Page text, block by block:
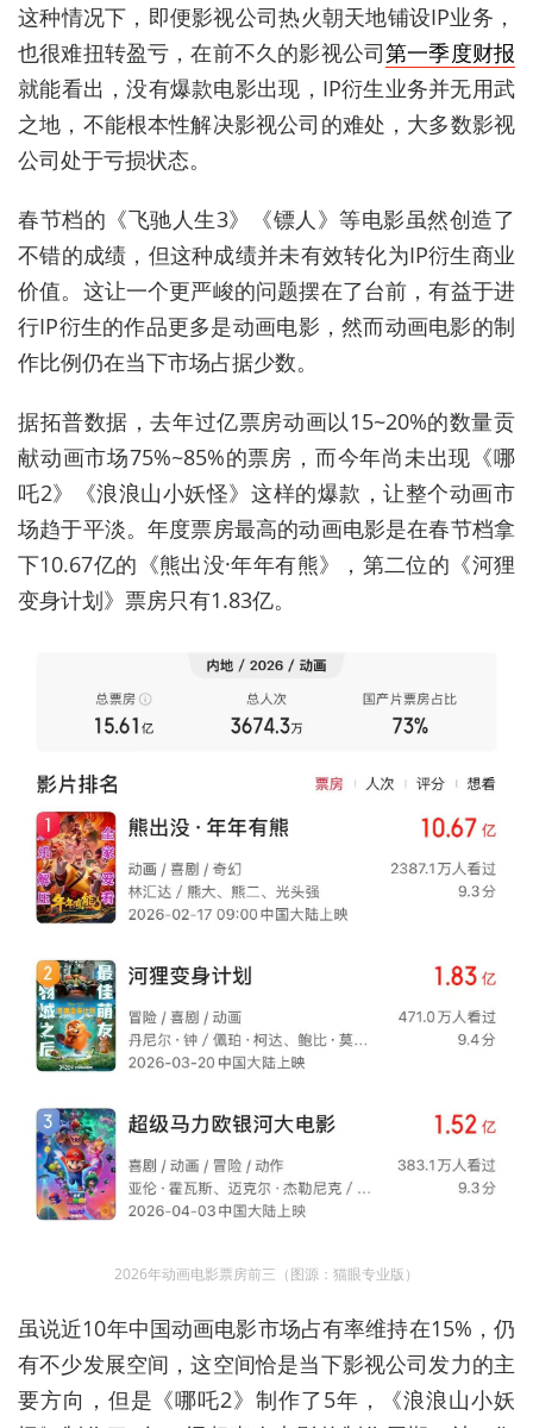
这种情况下，即便影视公司热火朝天地铺设IP业务，
也很难扭转盈亏，在前不久的影视公司第一季度财报
就能看出，没有爆款电影出现，IP衍生业务并无用武
之地，不能根本性解决影视公司的难处，大多数影视
公司处于亏损状态。
春节档的《飞驰人生3》《镖人》等电影虽然创造了
不错的成绩，但这种成绩并未有效转化为IP衍生商业
价值。这让一个更严峻的问题摆在了台前，有益于进
行IP衍生的作品更多是动画电影，然而动画电影的制
作比例仍在当下市场占据少数。
据拓普数据，去年过亿票房动画以15~20%的数量贡
献动画市场75%~85%的票房，而今年尚未出现 《哪
吒2》《浪浪山小妖怪》 这样的爆款，让整个动画市
场趋于平淡。年度票房最高的动画电影是在春节档拿
下10.67亿的《熊出没·年年有熊》，第二位的《河狸
变身计划》票房只有1.83亿。
2026年动画电影票房前三（图源：猫眼专业版）
虽说近10年中国动画电影市场占有率维持在15%，仍
有不少发展空间，这空间恰是当下影视公司发力的主
要方向，但是《哪吒2》制作了5年，《浪浪山小妖